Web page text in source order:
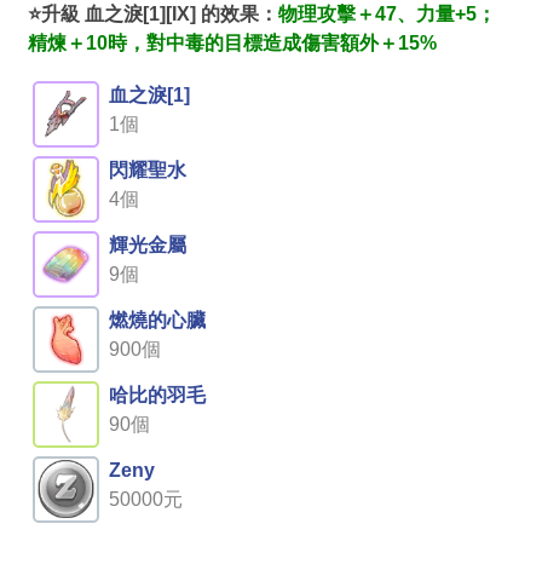
⭐升級 血之淚[1][IX] 的效果： 物理攻擊＋47、力量+5；
精煉＋10時，對中毒的目標造成傷害額外＋15%
血之淚[1]
1個
閃耀聖水
4個
輝光金屬
9個
燃燒的心臟
900個
哈比的羽毛
90個
Zeny
50000元